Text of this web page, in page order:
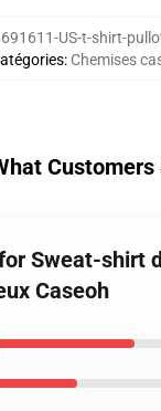
US-t-shirt-
: Chemises
Customers
Sweat-shirt
Caseoh